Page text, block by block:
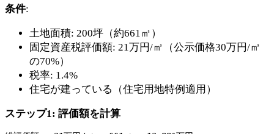
条件:
土地面積: 200坪（約661㎡）
固定資産税評価額: 21万円/㎡（公示価格30万円/㎡
の70%）
税率: 1.4%
住宅が建っている（住宅用地特例適用）
ステップ1: 評価額を計算